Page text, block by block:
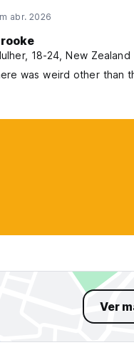
abr. 2026
18-24, New Zealand
was weird other than
Ver